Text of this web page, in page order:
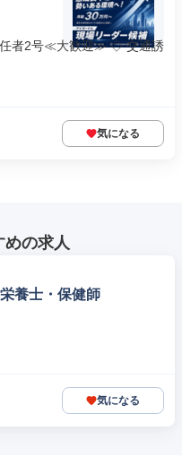
者2号≪大歓迎≫ ◇ 交通誘
気になる
めの求人
養士・保健師
気になる